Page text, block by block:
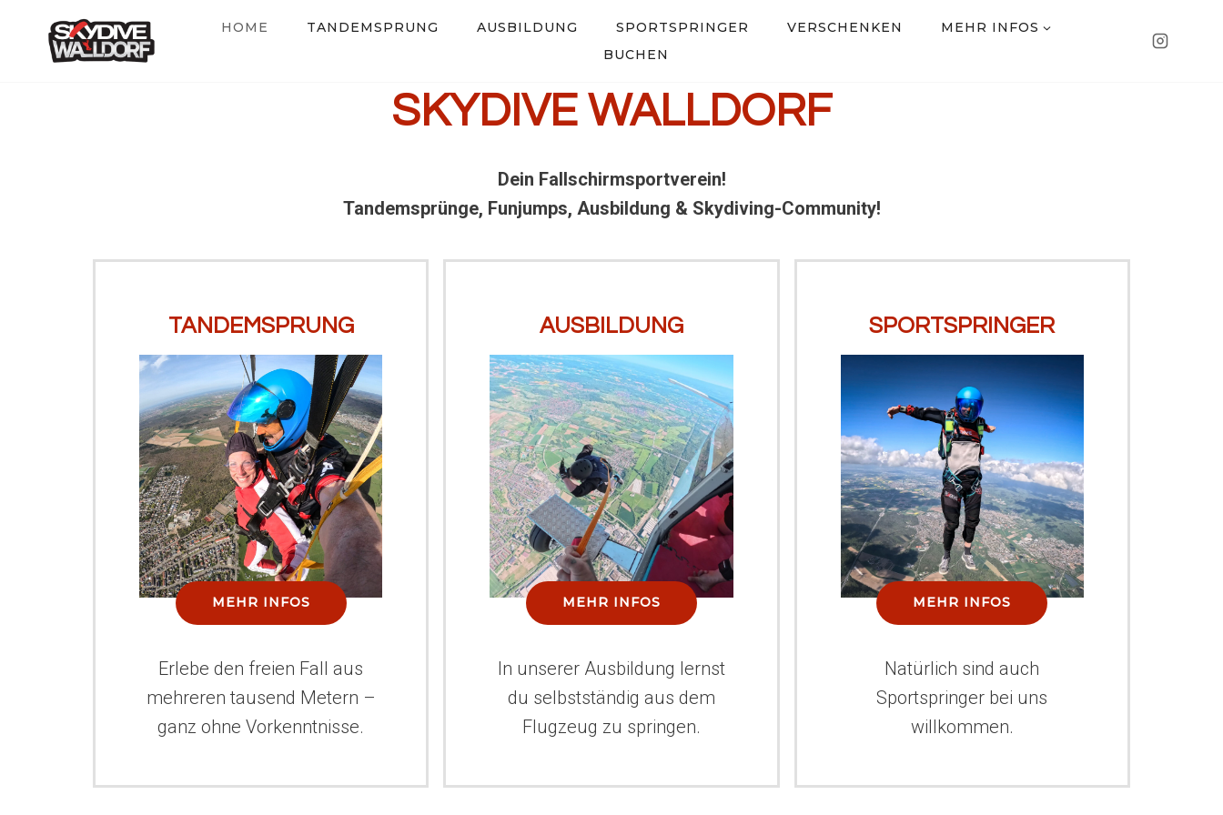
HOME TANDEMSPRUNG AUSBILDUNG SPORTSPRINGER VERSCHENKEN
MEHR INFOS
BUCHEN
SKYDIVE WALLDORF
Dein Fallschirmsportverein!
Tandemsprünge, Funjumps, Ausbildung & Skydiving-Community!
TANDEMSPRUNG
MEHR INFOS
Erlebe den freien Fall aus
mehreren tausend Metern –
ganz ohne Vorkenntnisse.
AUSBILDUNG
MEHR INFOS
In unserer Ausbildung lernst
du selbstständig aus dem
Flugzeug zu springen.
SPORTSPRINGER
MEHR INFOS
Natürlich sind auch
Sportspringer bei uns
willkommen.